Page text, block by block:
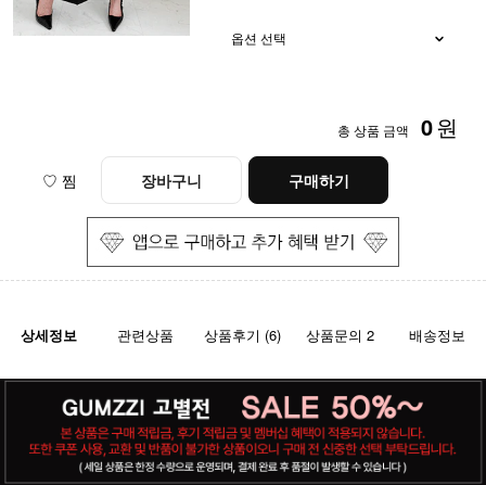
총 상품 금액 0원
♡ 찜 장바구니 구매하기
상세정보 관련상품 상품후기 (6) 상품문의 2 배송정보